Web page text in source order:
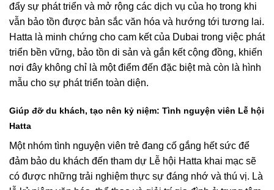
đẩy sự phát triển và mở rộng các dịch vụ của họ trong khi
vẫn bảo tồn được bản sắc văn hóa và hướng tới tương lai.
Hatta là minh chứng cho cam kết của Dubai trong việc phát
triển bền vững, bảo tồn di sản và gắn kết cộng đồng, khiến
nơi đây không chỉ là một điểm đến đặc biệt mà còn là hình
mẫu cho sự phát triển toàn diện.
Giúp đỡ du khách, tạo nên kỷ niệm: Tình nguyện viên Lễ hội
Hatta
Một nhóm tình nguyện viên trẻ đang cố gắng hết sức để
đảm bảo du khách đến tham dự Lễ hội Hatta khai mạc sẽ
có được những trải nghiệm thực sự đáng nhớ và thú vị. Là